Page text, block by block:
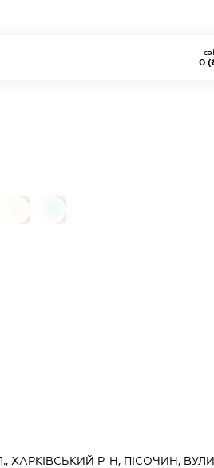
0
ХАРКІВСЬКИЙ Р-Н, ПІСОЧИН,